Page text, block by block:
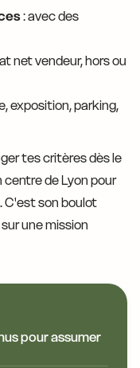
: avec des
net vendeur, hors ou
exposition, parking,
tes critères dès le
centre de Lyon pour
son boulot
une mission
pour assumer